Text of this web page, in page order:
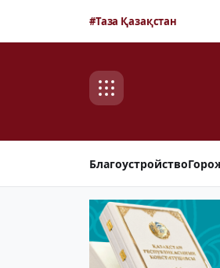
#Таза Қазақстан
Благоустройство